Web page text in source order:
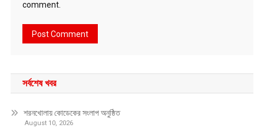
comment.
সর্বশেষ খবর
শরনখোলায় কোডেকের সংলাপ অনুষ্ঠিত
August 10, 2026